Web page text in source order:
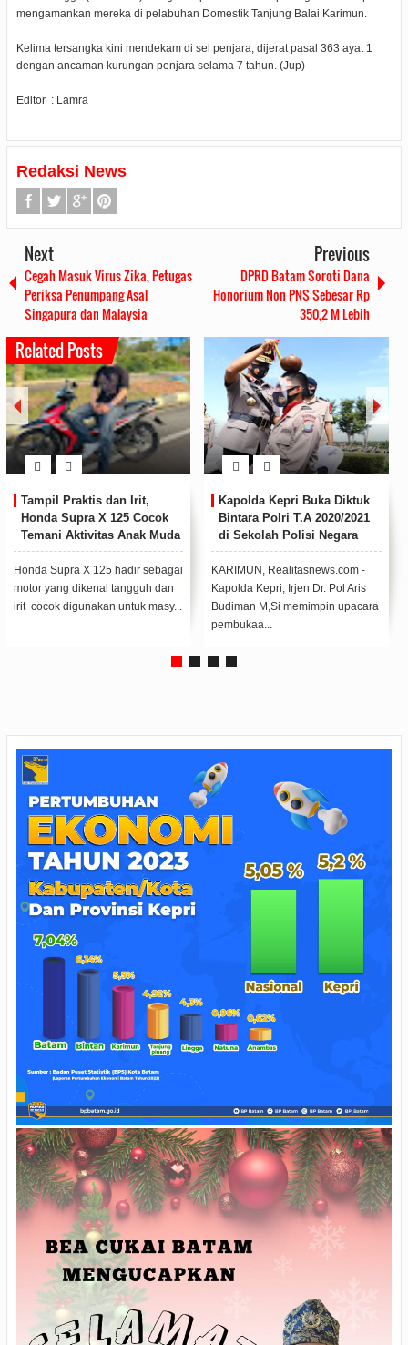
mengamankan mereka di pelabuhan Domestik Tanjung Balai Karimun.
Kelima tersangka kini mendekam di sel penjara, dijerat pasal 363 ayat 1
dengan ancaman kurungan penjara selama 7 tahun. (Jup)
Editor : Lamra
Redaksi News
Next
Cegah Masuk Virus Zika, Petugas
Periksa Penumpang Asal
Singapura dan Malaysia
Previous
DPRD Batam Soroti Dana
Honorium Non PNS Sebesar Rp
350,2 M Lebih
Related Posts
Kapolda Kepri Buka Diktuk
Bintara Polri T.A 2020/2021
di Sekolah Polisi Negara
Polda Kepri
KARIMUN, Realitasnews.com -
Kapolda Kepri, Irjen Dr. Pol Aris
Budiman M,Si memimpin upacara
Cegah Penyebaran Virus
Covid-19, Polres Lingga
Kerahkan AWC Semprot
Disinfektan Jalanan Dabo
Singkep
LINGGA, Realitasnews.com -
Guna mengantisipasi penyebaran
Virus Corona Disease (Covid-19),
Polres...